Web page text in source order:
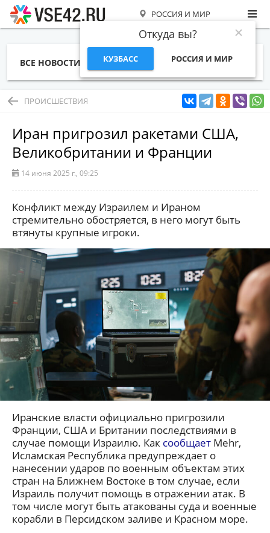
РОССИЯ И МИР
Откуда вы?
КУЗБАСС РОССИЯ И МИР
ВСЕ НОВОСТИ СТАТЬИ ТЕМЫ ФОТО
ПРОИСШЕСТВИЯ
Иран пригрозил ракетами США,
Великобритании и Франции
14 июня 2025 г., 09:25
Конфликт между Израилем и Ираном
стремительно обостряется, в него могут быть
втянуты крупные игроки.
Иранские власти официально пригрозили
Франции, США и Британии последствиями в
случае помощи Израилю. Как сообщает Mehr,
Исламская Республика предупреждает о
нанесении ударов по военным объектам этих
стран на Ближнем Востоке в том случае, если
Израиль получит помощь в отражении атак. В
том числе могут быть атакованы суда и военные
корабли в Персидском заливе и Красном море.